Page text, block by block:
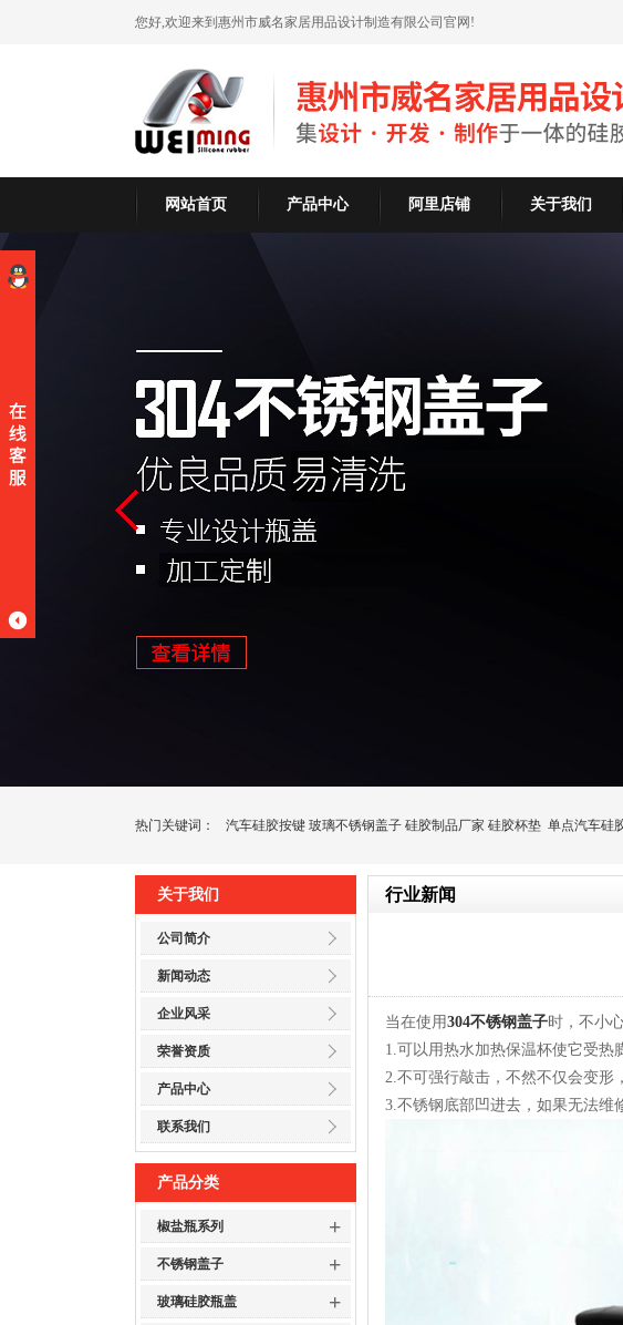
您好,欢迎来到惠州市威名家居用品设计制造有限公司官网!
网站首页 产品中心 阿里店铺 关于我们
热门关键词： 汽车硅胶按键 玻璃不锈钢盖子 硅胶制品厂家 硅胶杯垫 单点汽车硅
关于我们
公司简介
新闻动态
企业风采
荣誉资质
产品中心
联系我们
产品分类
椒盐瓶系列 +
不锈钢盖子 +
玻璃硅胶瓶盖 +
行业新闻
当在使用304不锈钢盖子时，不小
1.可以用热水加热保温杯使它受热
2.不可强行敲击，不然不仅会变形
3.不锈钢底部凹进去，如果无法维